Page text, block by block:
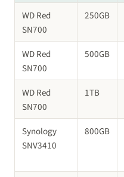
WD Red
SN700
250GB
WD Red
SN700
500GB
WD Red
SN700
1TB
Synology
SNV3410
800GB